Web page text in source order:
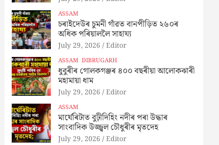
ASSAM
চৰাইদেউৰ চুমনী গাঁৱত বানপীড়িত ২৬০ৰ
অধিক পৰিয়াললৈ সাহায্য
July 29, 2026 Editor
ASSAM DIBRUGARH
ধুবুৰীৰ গোলকগঞ্জৰ ৪০০ বছৰীয়া আলোকঝাৰী
মহামায়া ধাম
July 29, 2026 Editor
ASSAM
মাৰ্ঘেৰিটাত বুঢ়ীদিহিং নদীৰ পৰা উদ্ধাৰ
সাংবাদিক উজ্জ্বল চৌধুৰীৰ মৃতদেহ
July 29, 2026 Editor